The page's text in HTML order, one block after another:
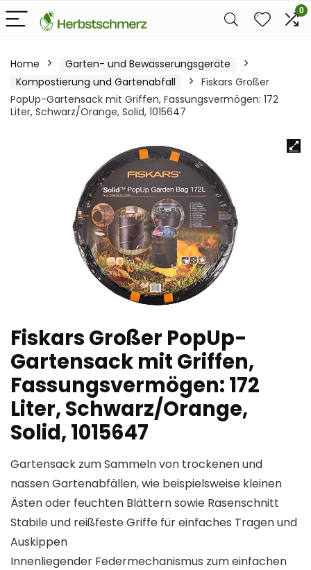
0
Home
Garten- und Bewässerungsgeräte
Kompostierung und Gartenabfall
Fiskars Großer
PopUp-Gartensack mit Griffen, Fassungsvermögen: 172
Liter, Schwarz/Orange, Solid, 1015647
Fiskars Großer PopUp-
Gartensack mit Griffen,
Fassungsvermögen: 172
Liter, Schwarz/Orange,
Solid, 1015647
Gartensack zum Sammeln von trockenen und
nassen Gartenabfällen, wie beispielsweise kleinen
Ästen oder feuchten Blättern sowie Rasenschnitt
Stabile und reißfeste Griffe für einfaches Tragen und
Auskippen
Innenliegender Federmechanismus zum einfachen